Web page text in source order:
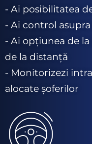
- Ai posibilitatea
- Ai control
- Ai opțiunea de
de la distanță
- Monitorizezi
alocate șoferilor